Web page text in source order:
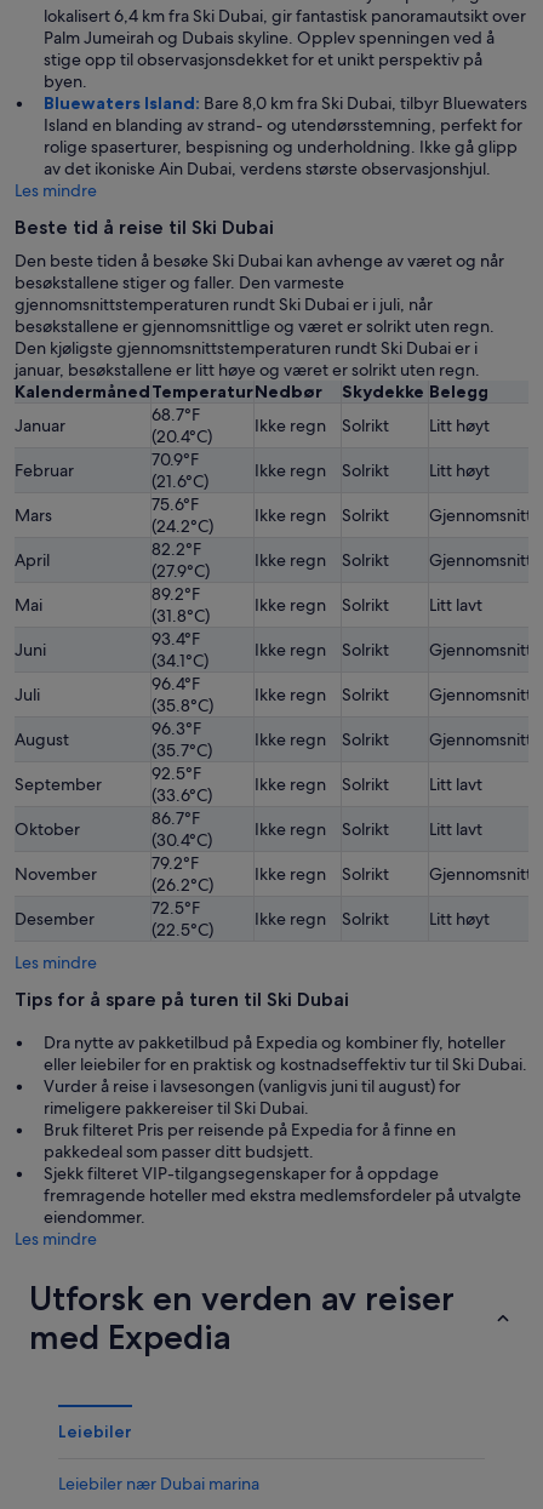
lokalisert 6,4 km fra Ski Dubai, gir fantastisk panoramautsikt over
Palm Jumeirah og Dubais skyline. Opplev spenningen ved å
stige opp til observasjonsdekket for et unikt perspektiv på
byen.
Bluewaters Island: Bare 8,0 km fra Ski Dubai, tilbyr Bluewaters
Island en blanding av strand- og utendørsstemning, perfekt for
rolige spaserturer, bespisning og underholdning. Ikke gå glipp
av det ikoniske Ain Dubai, verdens største observasjonshjul.
Les mindre
Beste tid å reise til Ski Dubai
Den beste tiden å besøke Ski Dubai kan avhenge av været og når
besøkstallene stiger og faller. Den varmeste
gjennomsnittstemperaturen rundt Ski Dubai er i juli, når
besøkstallene er gjennomsnittlige og været er solrikt uten regn.
Den kjøligste gjennomsnittstemperaturen rundt Ski Dubai er i
januar, besøkstallene er litt høye og været er solrikt uten regn.
KalendermånedTemperaturNedbør Skydekke Belegg
Januar
68.7°F
(20.4°C)
Ikke regn Solrikt Litt høyt
Februar
70.9°F
(21.6°C)
Ikke regn Solrikt Litt høyt
Mars
75.6°F
(24.2°C)
Ikke regn Solrikt
April
82.2°F
(27.9°C)
Ikke regn Solrikt
Mai
89.2°F
(31.8°C)
Ikke regn Solrikt Litt lavt
Juni
93.4°F
(34.1°C)
Ikke regn Solrikt
Juli
96.4°F
(35.8°C)
Ikke regn Solrikt
August
96.3°F
(35.7°C)
Ikke regn Solrikt
September
92.5°F
(33.6°C)
Ikke regn Solrikt Litt lavt
Oktober
86.7°F
(30.4°C)
Ikke regn Solrikt Litt lavt
November
79.2°F
(26.2°C)
Ikke regn Solrikt
Desember
72.5°F
(22.5°C)
Ikke regn Solrikt
Litt høyt
Les mindre
Tips for å spare på turen til Ski Dubai
Dra nytte av pakketilbud på Expedia og kombiner fly, hoteller
eller leiebiler for en praktisk og kostnadseffektiv tur til Ski Dubai.
Vurder å reise i lavsesongen (vanligvis juni til august) for
rimeligere pakkereiser til Ski Dubai.
Bruk filteret Pris per reisende på Expedia for å finne en
pakkedeal som passer ditt budsjett.
Sjekk filteret VIP-tilgangsegenskaper for å oppdage
fremragende hoteller med ekstra medlemsfordeler på utvalgte
eiendommer.
Les mindre
Utforsk en verden av reiser
med Expedia
Leiebiler
Leiebiler nær Dubai marina